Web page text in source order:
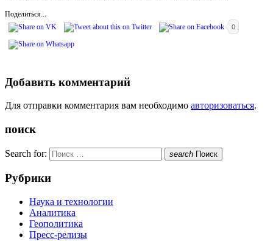
Поделиться...
0
Добавить комментарий
Для отправки комментария вам необходимо авторизоваться.
поиск
Search for: search Поиск
Рубрики
Наука и технологии
Аналитика
Геополитика
Пресс-релизы